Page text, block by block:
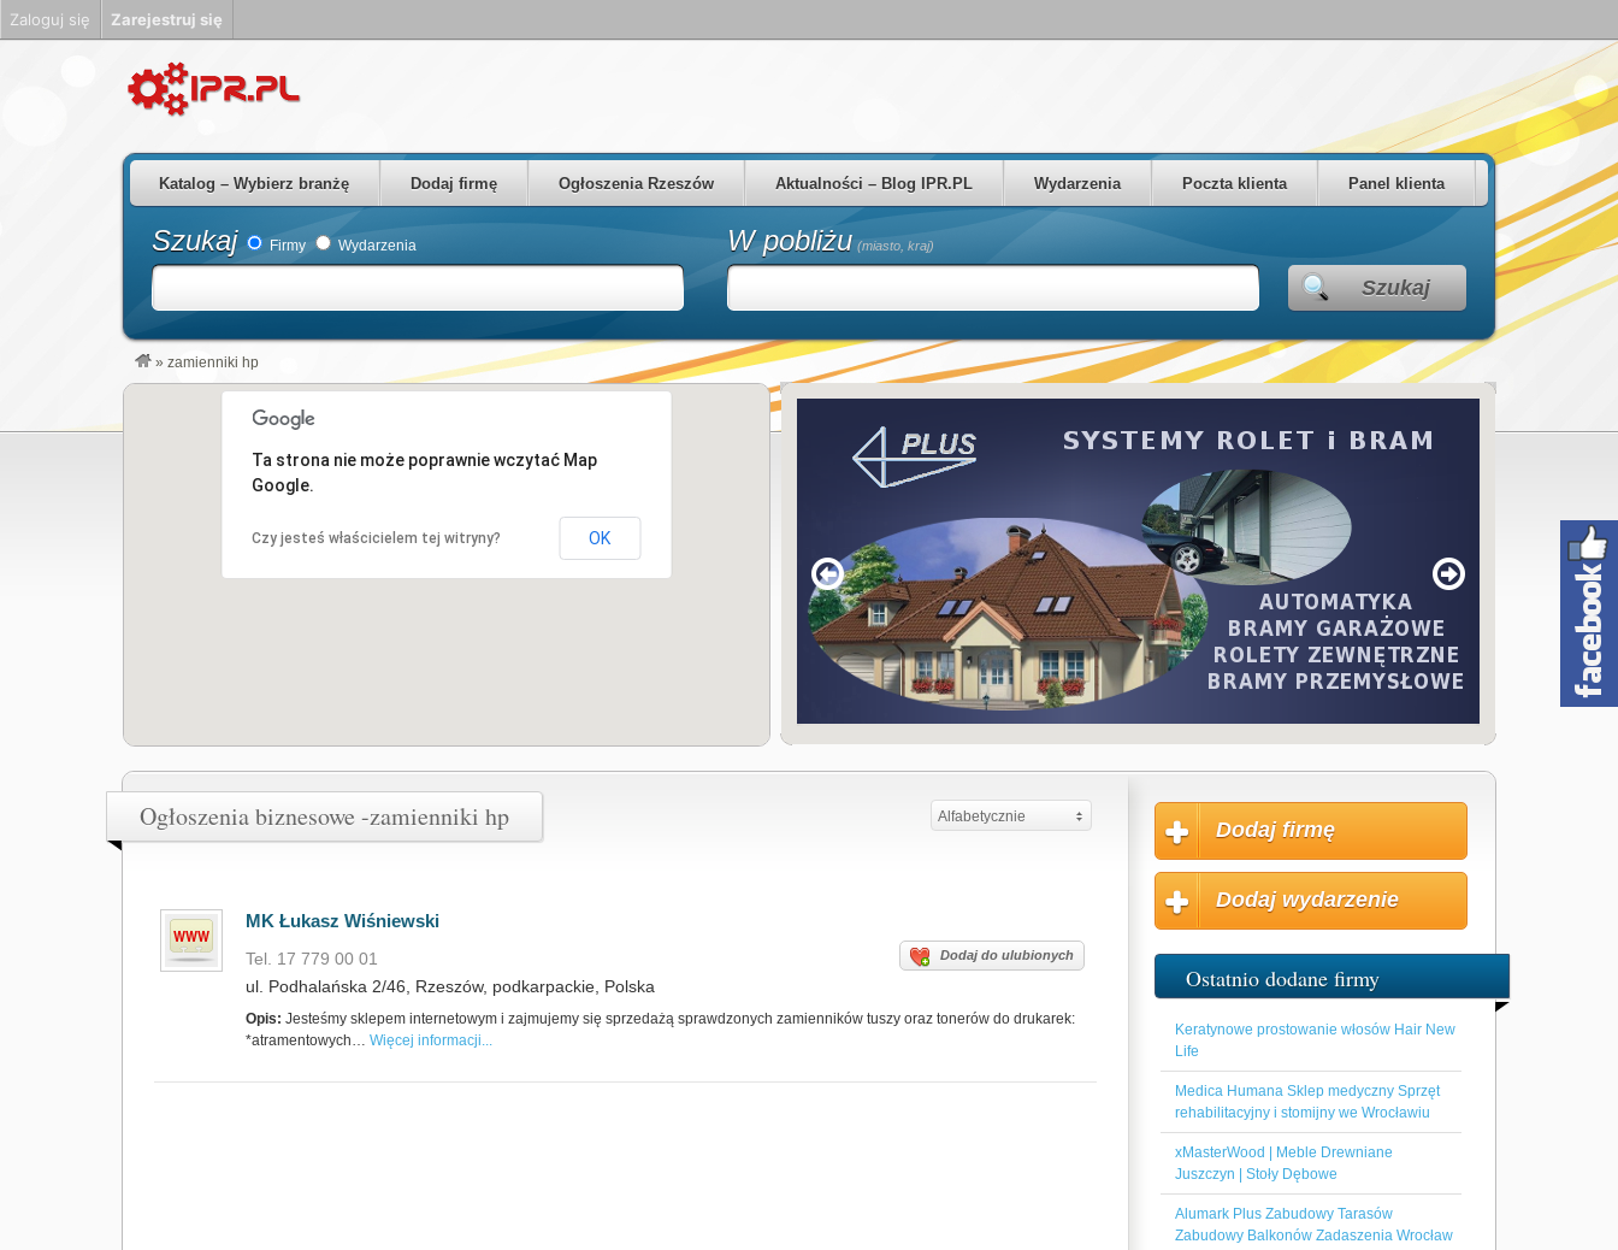
Katalog – Wybierz branżę Dodaj firmę Ogłoszenia Rzeszów Aktualności – Blog IPR.PL Wydarzenia Poczta klienta Panel klienta
Szukaj Firmy Wydarzenia W pobliżu (miasto, kraj)
Szukaj
» zamienniki hp
Ta strona nie może poprawnie wczytać Map
Google.
Czy jesteś właścicielem tej witryny? OK
Ogłoszenia biznesowe -zamienniki hp Alfabetycznie
MK Łukasz Wiśniewski
Dodaj do ulubionych
Tel. 17 779 00 01
ul. Podhalańska 2/46, Rzeszów, podkarpackie, Polska
Opis: Jesteśmy sklepem internetowym i zajmujemy się sprzedażą sprawdzonych zamienników tuszy oraz tonerów do drukarek:
*atramentowych… Więcej informacji...
Dodaj firmę
Dodaj wydarzenie
Ostatnio dodane firmy
Keratynowe prostowanie włosów Hair New
Life
Medica Humana Sklep medyczny Sprzęt
rehabilitacyjny i stomijny we Wrocławiu
xMasterWood | Meble Drewniane
Juszczyn | Stoły Dębowe
Alumark Plus Zabudowy Tarasów
Zabudowy Balkonów Zadaszenia Wrocław
Zaloguj się Zarejestruj się